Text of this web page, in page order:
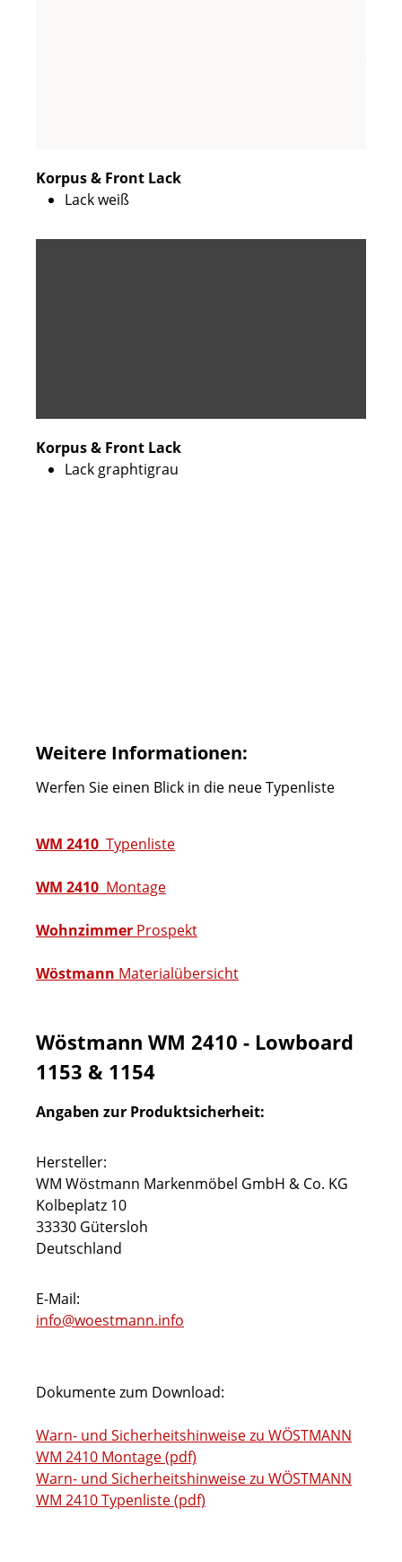
Korpus & Front Lack
Lack weiß
Korpus & Front Lack
Lack graphtigrau
Weitere Informationen:
Werfen Sie einen Blick in die neue Typenliste
WM 2410 Typenliste
WM 2410 Montage
Wohnzimmer Prospekt
Wöstmann Materialübersicht
Wöstmann WM 2410 - Lowboard
1153 & 1154
Angaben zur Produktsicherheit:
Hersteller:
WM Wöstmann Markenmöbel GmbH & Co. KG
Kolbeplatz 10
33330 Gütersloh
Deutschland
E-Mail:
info@woestmann.info
Dokumente zum Download:
Warn- und Sicherheitshinweise zu WÖSTMANN
WM 2410 Montage (pdf)
Warn- und Sicherheitshinweise zu WÖSTMANN
WM 2410 Typenliste (pdf)